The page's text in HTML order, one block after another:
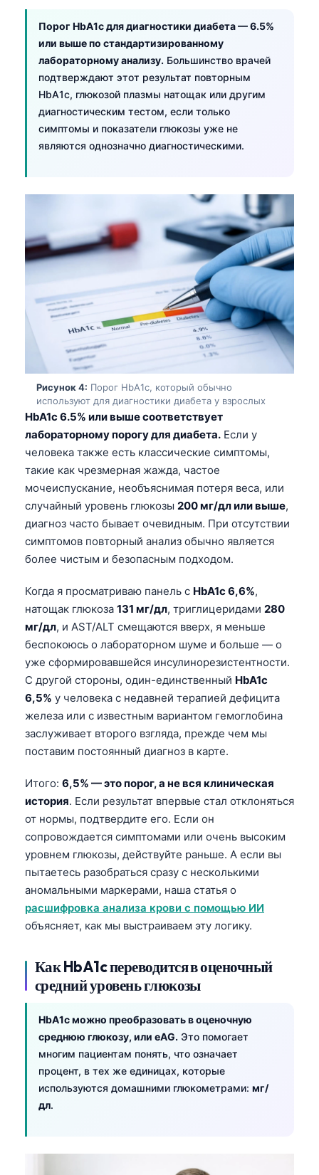
Порог HbA1c для диагностики диабета — 6.5%
или выше по стандартизированному
лабораторному анализу. Большинство врачей
подтверждают этот результат повторным
HbA1c, глюкозой плазмы натощак или другим
диагностическим тестом, если только
симптомы и показатели глюкозы уже не
являются однозначно диагностическими.
Рисунок 4: Порог HbA1c, который обычно
используют для диагностики диабета у взрослых
HbA1c 6.5% или выше соответствует
лабораторному порогу для диабета. Если у
человека также есть классические симптомы,
такие как чрезмерная жажда, частое
мочеиспускание, необъяснимая потеря веса, или
случайный уровень глюкозы 200 мг/дл или выше,
диагноз часто бывает очевидным. При отсутствии
симптомов повторный анализ обычно является
более чистым и безопасным подходом.
Когда я просматриваю панель с HbA1c 6,6%,
натощак глюкоза 131 мг/дл, триглицеридами 280
мг/дл, и AST/ALT смещаются вверх, я меньше
беспокоюсь о лабораторном шуме и больше — о
уже сформировавшейся инсулинорезистентности.
С другой стороны, один-единственный HbA1c
6,5% у человека с недавней терапией дефицита
железа или с известным вариантом гемоглобина
заслуживает второго взгляда, прежде чем мы
поставим постоянный диагноз в карте.
Итого: 6,5% — это порог, а не вся клиническая
история. Если результат впервые стал отклоняться
от нормы, подтвердите его. Если он
сопровождается симптомами или очень высоким
уровнем глюкозы, действуйте раньше. А если вы
пытаетесь разобраться сразу с несколькими
аномальными маркерами, наша статья о
расшифровка анализа крови с помощью ИИ
объясняет, как мы выстраиваем эту логику.
Как HbA1c переводится в оценочный
средний уровень глюкозы
HbA1c можно преобразовать в оценочную
среднюю глюкозу, или eAG. Это помогает
многим пациентам понять, что означает
процент, в тех же единицах, которые
используются домашними глюкометрами: мг/
дл.
অসমীয়া
Galego
Latviešu valoda
Euskara
Occitan
العربية المغربية
Afrikaans
ພາສາລາວ
Basa Jawa
Cebuano
Кыргызча
Татар теле
Беларуская мова
Esperanto
Frysk
Ślōnskŏ gŏdka
Norsk bokmål